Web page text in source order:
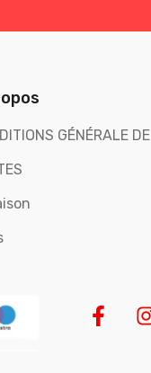
GÉNÉRALE DE